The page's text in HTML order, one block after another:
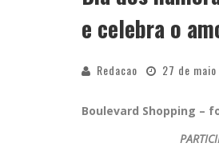
e celebra o
Redacao 27 de
Boulevard Shopping –